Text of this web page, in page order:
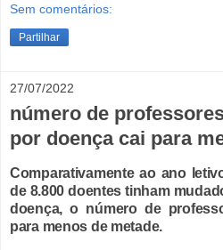
Sem comentários:
Partilhar
27/07/2022
número de
por doença cai para
Comparativamente ao ano
de 8.800 doentes tinham
doença, o número de
para menos de metade.